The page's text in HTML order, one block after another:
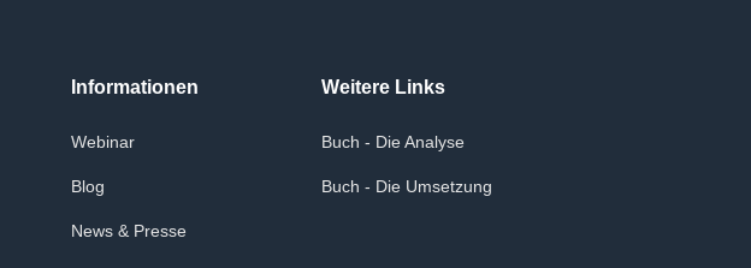
Informationen
Webinar
Blog
News & Presse
Weitere Links
Buch - Die Analyse
Buch - Die Umsetzung